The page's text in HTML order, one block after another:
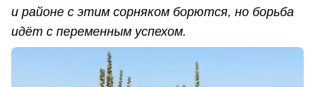
и районе с этим сорняком борются, но борьба
идёт с переменным успехом.